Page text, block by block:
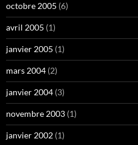
octobre 2005 (6)
avril 2005 (1)
janvier 2005 (1)
mars 2004 (2)
janvier 2004 (3)
novembre 2003 (1)
janvier 2002 (1)